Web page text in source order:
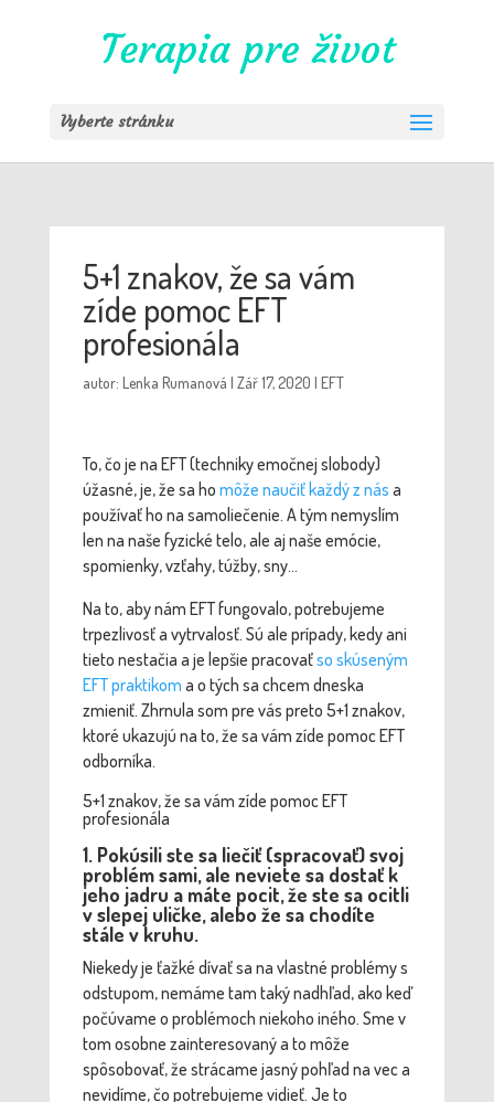
Vyberte stránku
5+1 znakov, že sa vám
zíde pomoc EFT
profesionála
autor: Lenka Rumanová | Zář 17, 2020 | EFT
To, čo je na EFT (techniky emočnej slobody)
úžasné, je, že sa ho môže naučiť každý z nás a
používať ho na samoliečenie. A tým nemyslím
len na naše fyzické telo, ale aj naše emócie,
spomienky, vzťahy,túžby, sny…
Na to, aby nám EFT fungovalo, potrebujeme
trpezlivosť a vytrvalosť. Sú ale prípady, kedy ani
tieto nestačia a je lepšie pracovaťso skúseným
EFT praktikom a o tých sa chcem dneska
zmieniť. Zhrnula som pre vás preto 5+1 znakov,
ktoré ukazujú na to, že sa vám zíde pomoc EFT
odborníka.
5+1 znakov, že sa vám zíde pomoc EFT
profesionála
1. Pokúsili ste sa liečiť (spracovať) svoj
problém sami, ale neviete sa dostať k
jeho jadru a máte pocit, že ste sa ocitli
v slepej uličke, alebo že sa chodíte
stále v kruhu.
Niekedy je ťažké dívať sa na vlastné problémy s
odstupom, nemáme tam taký nadhľad, ako keď
počúvame o problémoch niekoho iného. Sme v
tom osobne zainteresovaný a to môže
spôsobovať, že strácame jasný pohľad na vec a
nevidíme, čo potrebujeme vidieť. Je to